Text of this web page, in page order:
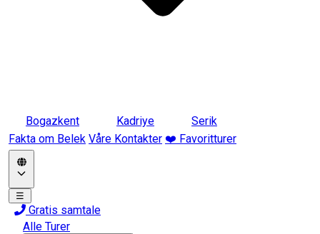
Bogazkent Kadriye
Serik
Fakta om Belek Våre Kontakter ❤️ Favoritturer
☰
Gratis samtale
Alle Turer